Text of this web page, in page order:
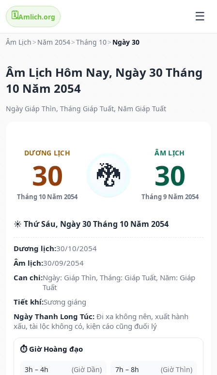
🗓️Amlich.org
Âm Lịch > Năm 2054>Tháng 10> Ngày 30
Âm Lịch Hôm Nay, Ngày 30 Tháng
10 Năm 2054
Ngày Giáp Thìn, Tháng Giáp Tuất, Năm Giáp Tuất
DƯƠNG LỊCH
30
Tháng 10 Năm 2054
🐉
ÂM LỊCH
30
Tháng 9 Năm 2054
☀️ Thứ Sáu, Ngày 30 Tháng 10 Năm 2054
Dương lịch:30/10/2054
Âm lịch:30/09/2054
Can chi:Ngày: Giáp Thìn, Tháng: Giáp Tuất, Năm: Giáp
Tuất
Tiết khí:Sương giáng
Ngày Thanh Long Túc: Đi xa không nên, xuất hành
xấu, tài lộc không có, kiện cáo cũng đuối lý
⏱️ Giờ Hoàng đạo
3h – 4h (Giờ Dần) 7h – 8h (Giờ Thìn)